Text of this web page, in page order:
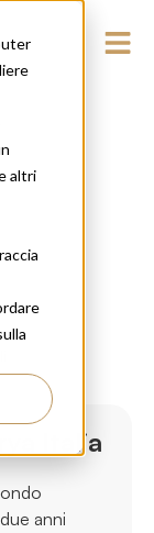
altri
Italia
anni